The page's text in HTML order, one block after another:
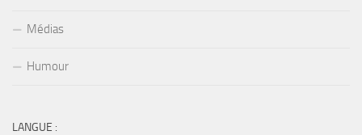
Médias
Humour
LANGUE :